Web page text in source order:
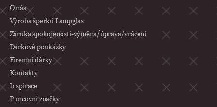
í
O nás
Výroba šperků Lampglas
Záruka spokojenosti-výměna/úprava/vrácení
Dárkové poukázky
Firemní dárky
Kontakty
Inspirace
Puncovní značky